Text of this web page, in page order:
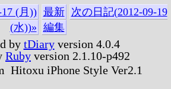
(月)) 最新
次の日記(2012-09-19
(水))» 編集
by tDiaryversion 4.0.4
Ruby version 2.1.10-p492